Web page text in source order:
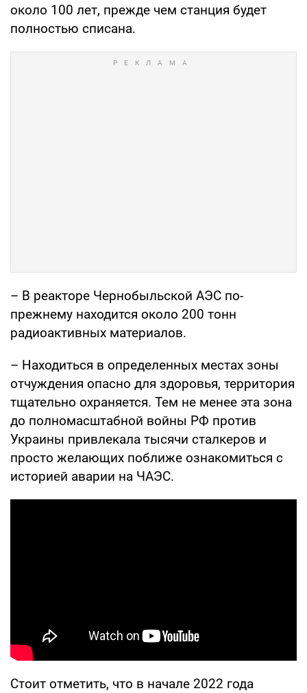
около 100 лет, прежде чем станция будет
полностью списана.
– В реакторе Чернобыльской АЭС по-
прежнему находится около 200 тонн
радиоактивных материалов.
– Находиться в определенных местах зоны
отчуждения опасно для здоровья, территория
тщательно охраняется. Тем не менее эта зона
до полномасштабной войны РФ против
Украины привлекала тысячи сталкеров и
просто желающих поближе ознакомиться с
историей аварии на ЧАЭС.
Стоит отметить, что в начале 2022 года